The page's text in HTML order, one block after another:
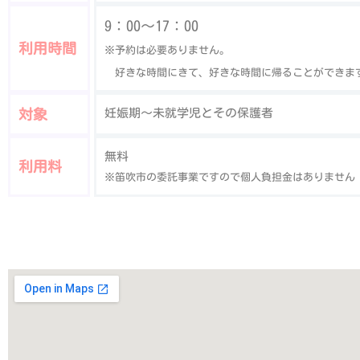
利用時間
9：00〜17：00
※予約は必要ありません。
好きな時間にきて、好きな時間に帰ることができま
対象 妊娠期〜未就学児とその保護者
利用料
無料
※笛吹市の委託事業ですので個人負担金はありません